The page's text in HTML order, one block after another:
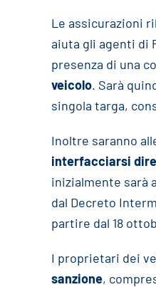
Le assicurazioni
aiuta gli agenti di
presenza di una
veicolo. Sarà
singola targa,
Inoltre saranno
interfacciarsi
inizialmente sarà
dal Decreto
partire dal 18
I proprietari dei
sanzione,